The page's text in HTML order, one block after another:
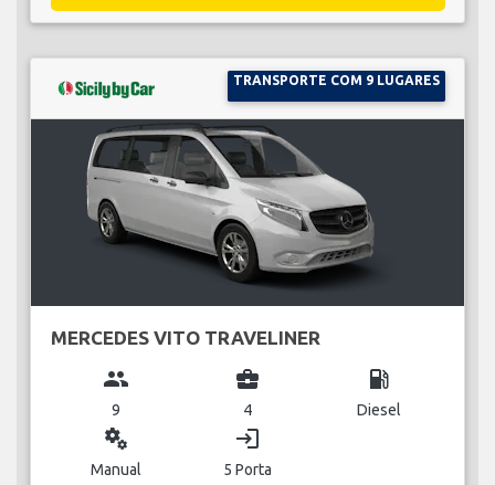
TRANSPORTE COM 9 LUGARES
MERCEDES VITO TRAVELINER
group
9
business_center
4
local_gas_station
Diesel
miscellaneous_services
Manual
login
5 Porta